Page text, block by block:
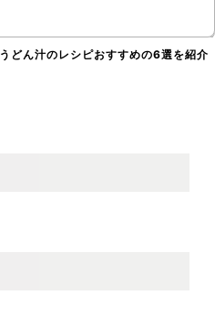
うどん汁のレシピおすすめの6選を紹介